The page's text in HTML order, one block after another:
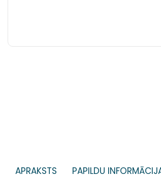
APRAKSTS PAPILDU